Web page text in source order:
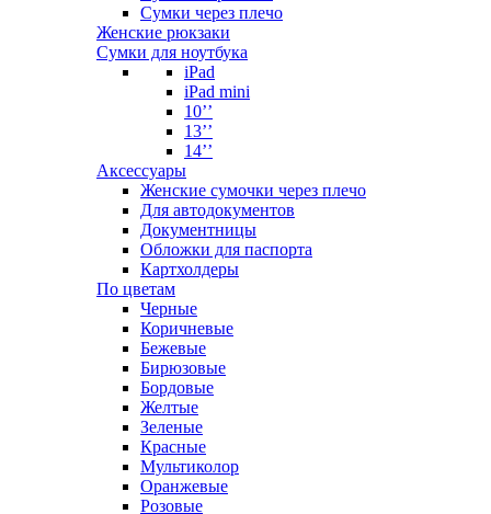
Сумки через плечо
Женские рюкзаки
Сумки для ноутбука
iPad
iPad mini
10’’
13’’
14’’
Аксессуары
Женские сумочки через плечо
Для автодокументов
Документницы
Обложки для паспорта
Картхолдеры
По цветам
Черные
Коричневые
Бежевые
Бирюзовые
Бордовые
Желтые
Зеленые
Красные
Мультиколор
Оранжевые
Розовые